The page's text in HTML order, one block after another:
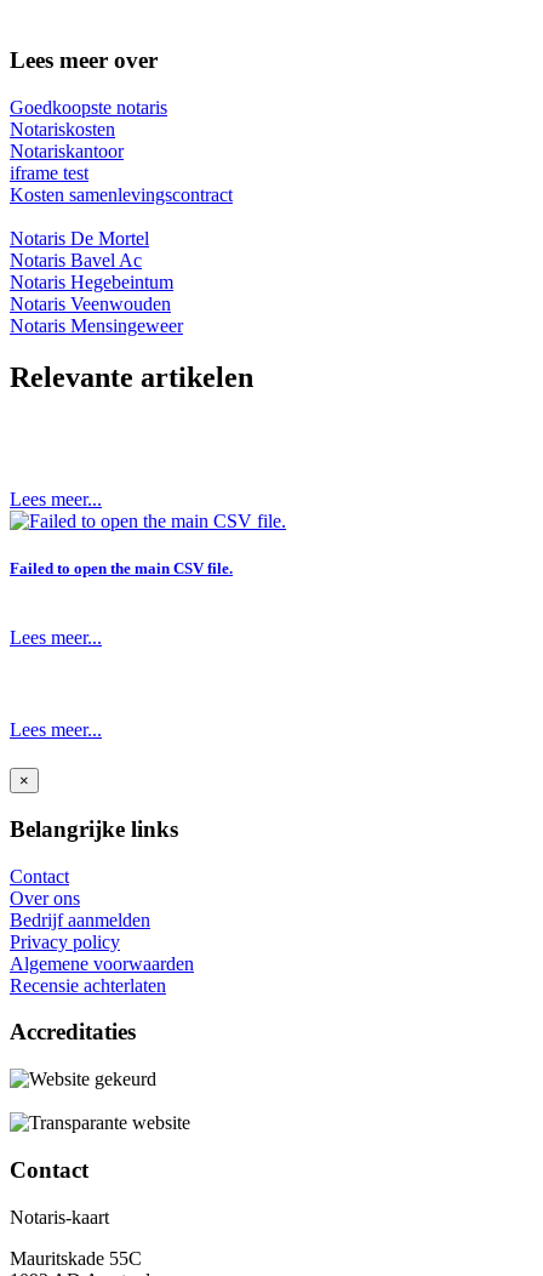
Lees meer over
Goedkoopste notaris
Notariskosten
Notariskantoor
iframe test
Kosten samenlevingscontract
Notaris De Mortel
Notaris Bavel Ac
Notaris Hegebeintum
Notaris Veenwouden
Notaris Mensingeweer
Relevante artikelen
Lees meer...
Failed to open the main CSV file.
Lees meer...
Lees meer...
×
Belangrijke links
Contact
Over ons
Bedrijf aanmelden
Privacy policy
Algemene voorwaarden
Recensie achterlaten
Accreditaties
Contact
Notaris-kaart
Mauritskade 55C